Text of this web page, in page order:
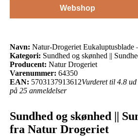
Webshop
Navn: Natur-Drogeriet Eukaluptusblade
Kategori: Sundhed og skønhed ||
Producent: Natur Drogeriet
Varenummer: 64350
EAN: 5703137913612Vurderet til 4.8
på 25 anmeldelser
Sundhed og skønhed ||
fra Natur Drogeriet